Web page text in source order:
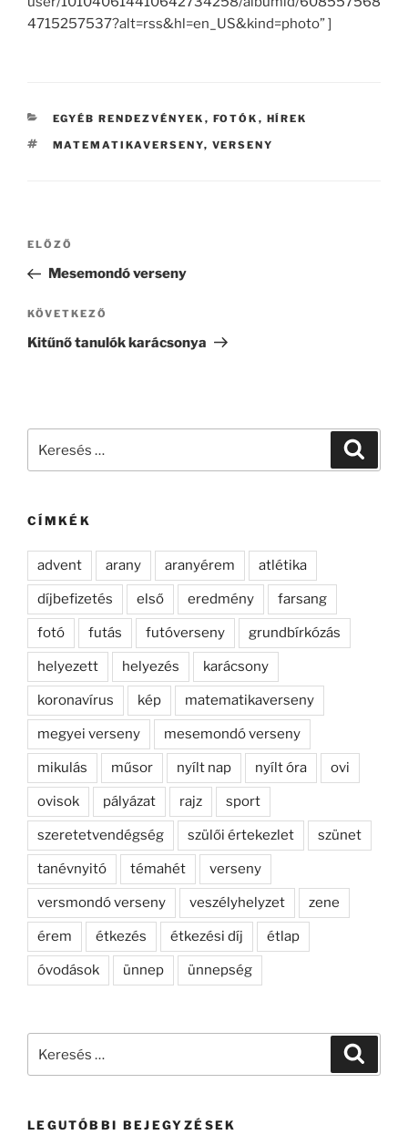
4715257537?alt=rss&hl=en_US&kind=photo” ]
KATEGÓRIÁK
EGYÉB RENDEZVÉNYEK , FOTÓK , HÍREK
CÍMKÉK
MATEMATIKAVERSENY, VERSENY
Bejegyzés
Korábbi
bejegyzés
ELŐZŐ
Mesemondó verseny
Következő
bejegyzés
KÖVETKEZŐ
Kitűnő tanulók karácsonya
CÍMKÉK
advent arany aranyérem atlétika
díjbefizetés első eredmény farsang
fotó futás futóverseny grundbírkózás
helyezett helyezés karácsony
koronavírus kép matematikaverseny
megyei verseny mesemondó verseny
mikulás műsor nyílt nap nyílt óra ovi
ovisok pályázat rajz sport
szeretetvendégség szülői értekezlet szünet
tanévnyitó témahét verseny
versmondó verseny veszélyhelyzet zene
érem étkezés étkezési díj étlap
óvodások ünnep ünnepség
LEGUTÓBBI BEJEGYZÉSEK